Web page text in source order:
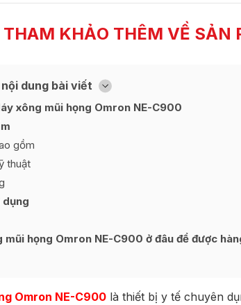
KHẢO THÊM VỀ SẢN
dung bài viết [
Ẩn
xông mũi họng Omron NE-C900
gồm
thuật
dụng
mũi họng Omron NE-C900 ở đâu để được
Omron NE-C900 là thiết bị y tế chuyên